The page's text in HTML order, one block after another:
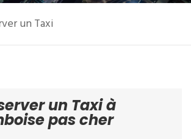
un Taxi
un Taxi à
pas cher